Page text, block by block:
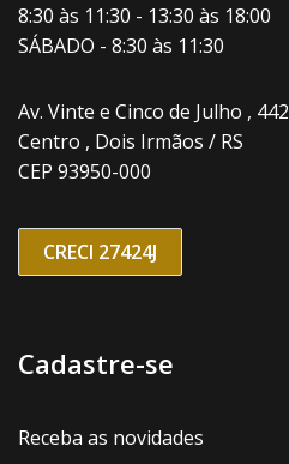
8:30 às 11:30 - 13:30 às 18:00
SÁBADO - 8:30 às 11:30
Av. Vinte e Cinco de Julho , 442
Centro , Dois Irmãos / RS
CEP 93950-000
CRECI 27424J
Cadastre-se
Receba as novidades